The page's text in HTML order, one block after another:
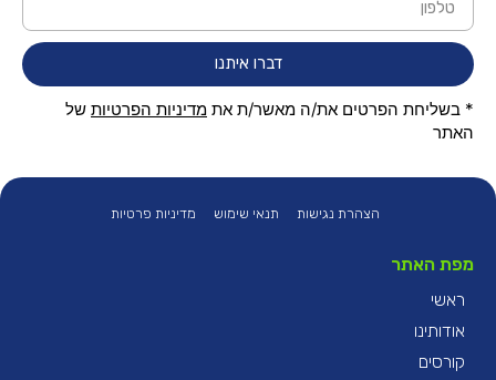
דברו איתנו
* בשליחת הפרטים את/ה מאשר/ת את מדיניות הפרטיות של
האתר
הצהרת נגישות תנאי שימוש מדיניות פרטיות
מפת האתר
ראשי
אודותינו
קורסים